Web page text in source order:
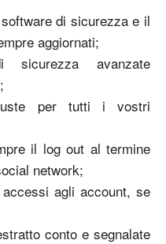
di sicurezza e il
aggiornati;
sicurezza avanzate
per tutti i vostri
il log out al termine
network;
agli account, se
conto e segnalate